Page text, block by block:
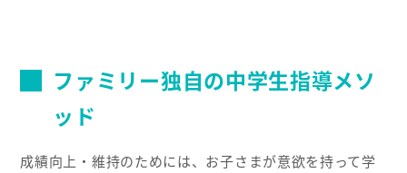
ファミリー独自の中学生指導メソ
ッド
成績向上・維持のためには、お子さまが意欲を持って学